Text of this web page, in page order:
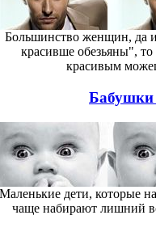
Большинство женщин, да
красивше обезьяны",
красивым
Бабушки
Маленькие дети, которые
чаще набирают лишний